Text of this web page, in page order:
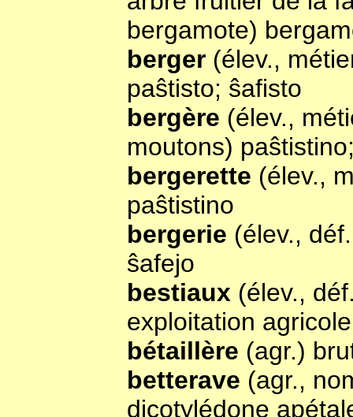
bergamote)
berger (élev.,
paŝtisto; ŝafisto
bergère (élev.,
moutons)
bergerette (élev.,
paŝtistino
bergerie (élev.,
ŝafejo
bestiaux (élev.,
exploitation
bétaillère (agr.)
betterave (agr.,
dicotylédone